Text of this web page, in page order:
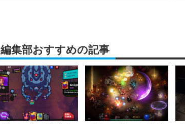
編集部おすすめの記事